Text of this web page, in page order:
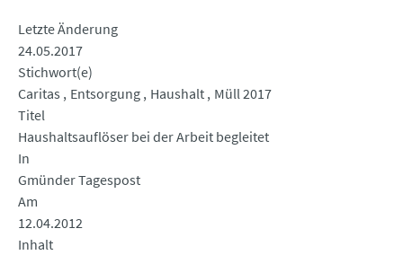
Letzte Änderung
24.05.2017
Stichwort(e)
Caritas
Entsorgung Haushalt Müll 2017
Titel
Haushaltsauflöser bei der Arbeit begleitet
In
Gmünder Tagespost
Am
12.04.2012
Inhalt